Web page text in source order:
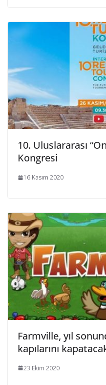
10. Uluslararası
Kongresi
16 Kasım 2020
Farmville, yıl
kapılarını
23 Ekim 2020